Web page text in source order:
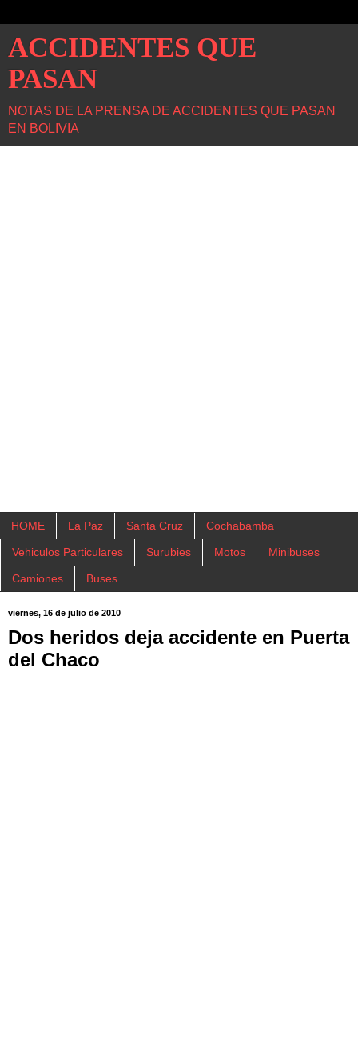
ACCIDENTES QUE
PASAN
NOTAS DE LA PRENSA DE ACCIDENTES QUE PASAN
EN BOLIVIA
HOME La Paz Santa Cruz Cochabamba
Vehiculos Particulares Surubies Motos Minibuses
Camiones Buses
viernes, 16 de julio de 2010
Dos heridos deja accidente en Puerta
del Chaco